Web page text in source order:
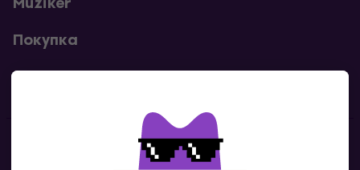
Покупка
Полезни линкове
Контакти